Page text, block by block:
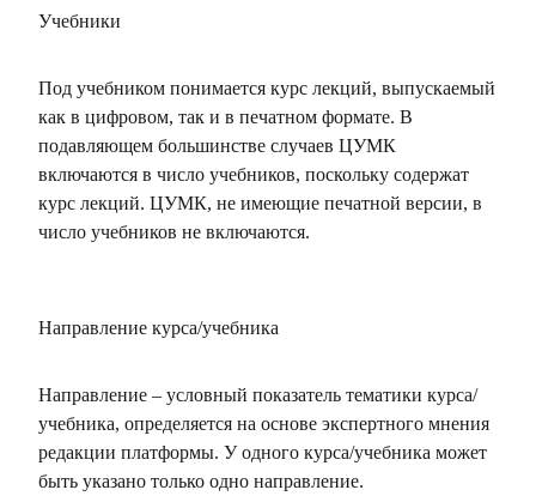
Учебники
Под учебником понимается курс лекций, выпускаемый
как в цифровом, так и в печатном формате. В
подавляющем большинстве случаев ЦУМК
включаются в число учебников, поскольку содержат
курс лекций. ЦУМК, не имеющие печатной версии, в
число учебников не включаются.
Направление курса/учебника
Направление – условный показатель тематики курса/
учебника, определяется на основе экспертного мнения
редакции платформы. У одного курса/учебника может
быть указано только одно направление.